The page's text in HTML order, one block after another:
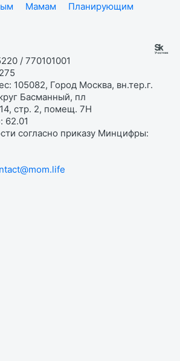
Мамам
Планирующим
/ 770101001
105082, Город Москва, вн.тер.г.
Басманный, пл
стр. 2, помещ. 7Н
62.01
согласно приказу Минцифры: